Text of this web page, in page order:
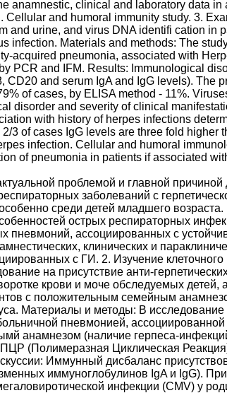
anamnestic, clinical and laboratory data in
and humoral immunity study. 3.
and urine, and virus DNA identifi cation in
infection. Materials and methods: The
acquired pneumonia, associated with
PCR and IFM. Results: Immunological
and serum IgA and IgG levels). The
of cases, by ELISA method - 11%.
disorder and severity of clinical
with history of herpes infections
3 of cases IgG levels are three fold higher
infection. Cellular and humoral
of pneumonia in patients if associated
проблемой и главной причиной
заболеваний с
среди детей младшего возраста.
острых респираторных
пневмоний, ассоциированных с
клинических и
с ГИ. 2. Изучение клеточного
на присутствие анти-
крови и моче обследуемых детей,
с положительным семейным
Материалы и методы: В
пневмонией, ассоциированной
анамнезом (наличие герпеса-
(Полимеразная Циклическая
Иммунный дисбаланс
иммуноглобулинов IgA и IgG).
инфекции (CMV) у